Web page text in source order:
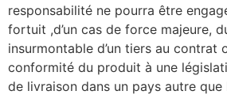
responsabilité ne pourra être
fortuit ,d’un cas de force majeure,
insurmontable d’un tiers au contrat
conformité du produit à une
de livraison dans un pays autre que